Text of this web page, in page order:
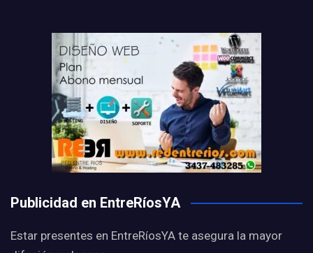
Publicidad en EntreRíosYA
Estar presentes en EntreRíosYA te asegura la mayor